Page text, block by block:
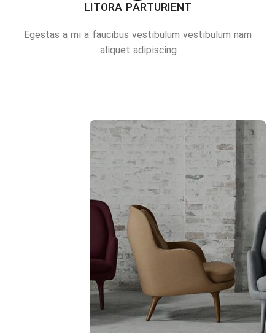
LITORA PARTURIENT
Egestas a mi a faucibus vestibulum vestibulum nam
aliquet adipiscing.